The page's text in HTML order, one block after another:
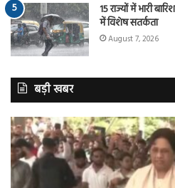
15 राज्यों में भारी
में विशेष सतर्कता
August 7, 2026
बड़ी खबर